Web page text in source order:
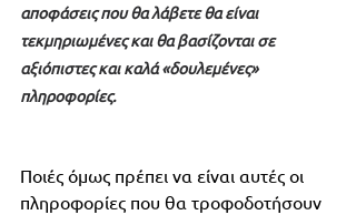
αποφάσεις που θα λάβετε θα είναι
τεκμηριωμένες και θα βασίζονται σε
αξιόπιστες και καλά «δουλεμένες»
πληροφορίες.
Ποιές όμως πρέπει να είναι αυτές οι
πληροφορίες που θα τροφοδοτήσουν